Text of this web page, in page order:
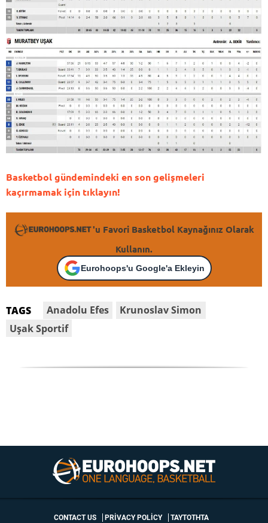
Basketbol gündemindeki en son gelişmeleri
kaçırmamak için tıklayın!
'u Favori Basketbol Kaynağınız Olarak
Kullanın.
Eurohoops'u Google'a Ekleyin
TAGS Anadolu Efes
Krunoslav Simon
Uşak Sportif
CONTACT US PRIVACY POLICY ΤΑΥΤΟΤΗΤΑ